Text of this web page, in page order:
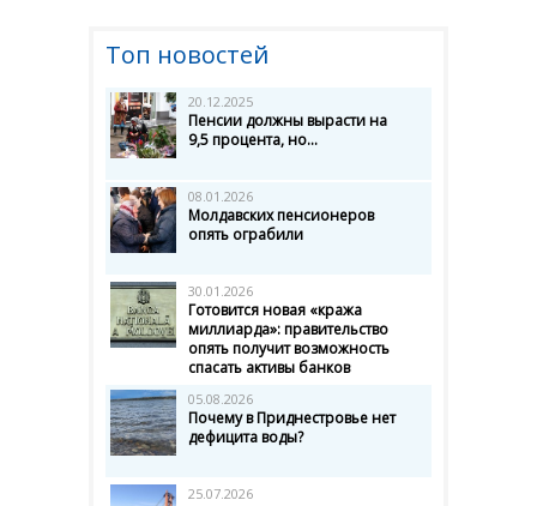
Топ новостей
20.12.2025
Пенсии должны вырасти на
9,5 процента, но...
08.01.2026
Молдавских пенсионеров
опять ограбили
30.01.2026
Готовится новая «кража
миллиарда»: правительство
опять получит возможность
спасать активы банков
05.08.2026
Почему в Приднестровье нет
дефицита воды?
25.07.2026